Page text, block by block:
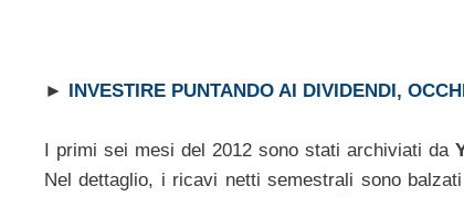
► INVESTIRE PUNTANDO AI DIVIDENDI,
I primi sei mesi del 2012 sono stati archiviati da
Nel dettaglio, i ricavi netti semestrali sono